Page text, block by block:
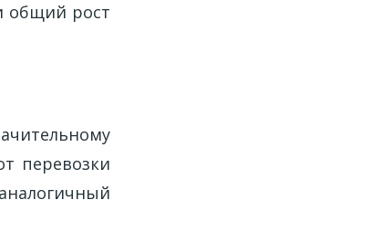
общий рост
перевозки